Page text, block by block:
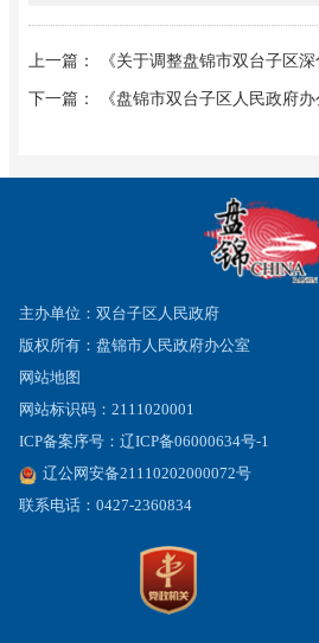
主办单位：双台子区人民政府
版权所有：盘锦市人民政府办公室
网站地图
网站标识码：2111020001
ICP备案序号：辽ICP备06000634号-1
辽公网安备21110202000072号
联系电话：0427-2360834